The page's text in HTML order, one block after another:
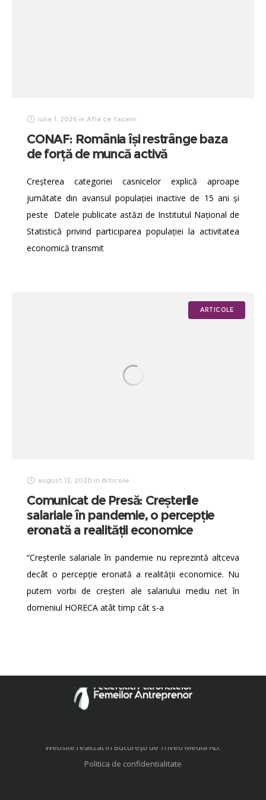
iulie 1, 2026 in Afla ce facem
CONAF: România își restrânge baza
de forță de muncă activă
Creșterea categoriei casnicelor explică aproape
jumătate din avansul populației inactive de 15 ani și
peste Datele publicate astăzi de Institutul Național de
Statistică privind participarea populației la activitatea
economică transmit
ARTICOLE
august 12, 2020 in Articole
Comunicat de Presă: Creșterile
salariale în pandemie, o percepție
eronată a realității economice
“Creșterile salariale în pandemie nu reprezintă altceva
decât o percepție eronată a realității economice. Nu
putem vorbi de creșteri ale salariului mediu net în
domeniul HORECA atât timp cât s-a
Website realizat în București de Triveo Media AD.
Politica de confidentialitate